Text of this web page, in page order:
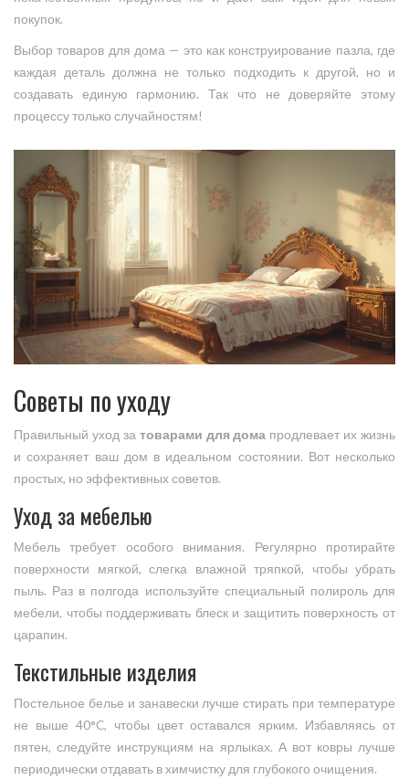
покупок.
Выбор товаров для дома — это как конструирование пазла, где
каждая деталь должна не только подходить к другой, но и
создавать единую гармонию. Так что не доверяйте этому
процессу только случайностям!
Советы по уходу
Правильный уход за товарами для дома продлевает их жизнь
и сохраняет ваш дом в идеальном состоянии. Вот несколько
простых, но эффективных советов.
Уход за мебелью
Мебель требует особого внимания. Регулярно протирайте
поверхности мягкой, слегка влажной тряпкой, чтобы убрать
пыль. Раз в полгода используйте специальный полироль для
мебели, чтобы поддерживать блеск и защитить поверхность от
царапин.
Текстильные изделия
Постельное белье и занавески лучше стирать при температуре
не выше 40°C, чтобы цвет оставался ярким. Избавляясь от
пятен, следуйте инструкциям на ярлыках. А вот ковры лучше
периодически отдавать в химчистку для глубокого очищения.